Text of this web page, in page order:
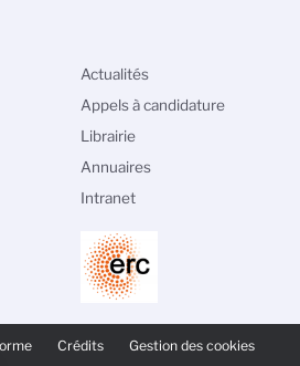
Crédits Gestion des cookies
Actualités
Appels à candidature
Librairie
Annuaires
Intranet